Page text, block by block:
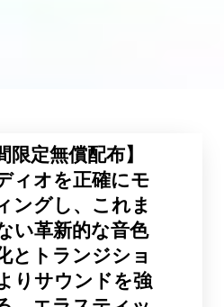
限定無償配布】
ィオを正確にモ
ングし、これま
い革新的な音色
とトランジショ
りサウンドを強